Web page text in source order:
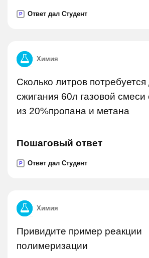
P Ответ дал Студент
Химия
Сколько литров потребуется
сжигания 60л газовой
из 20%пропана и метана
Пошаговый ответ
P Ответ дал Студент
Химия
Привидите пример реакции
полимеризации